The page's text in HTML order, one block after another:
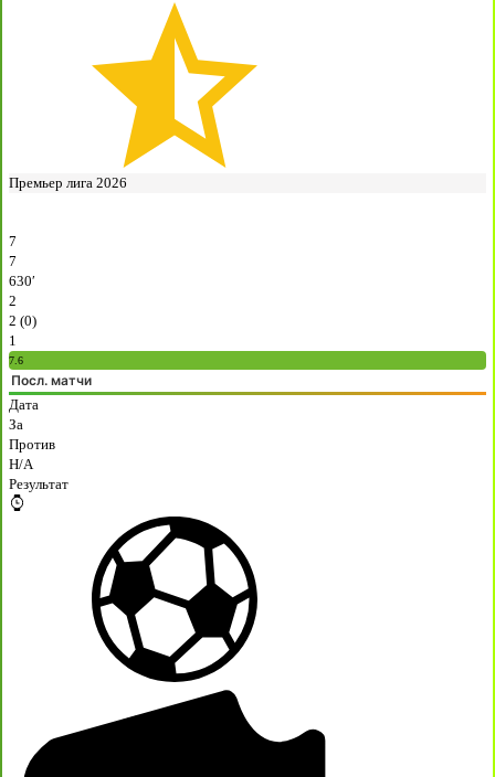
Премьер лига 2026
7
7
630′
2
2 (0)
1
7.6
Посл. матчи
Дата
За
Против
H/A
Результат